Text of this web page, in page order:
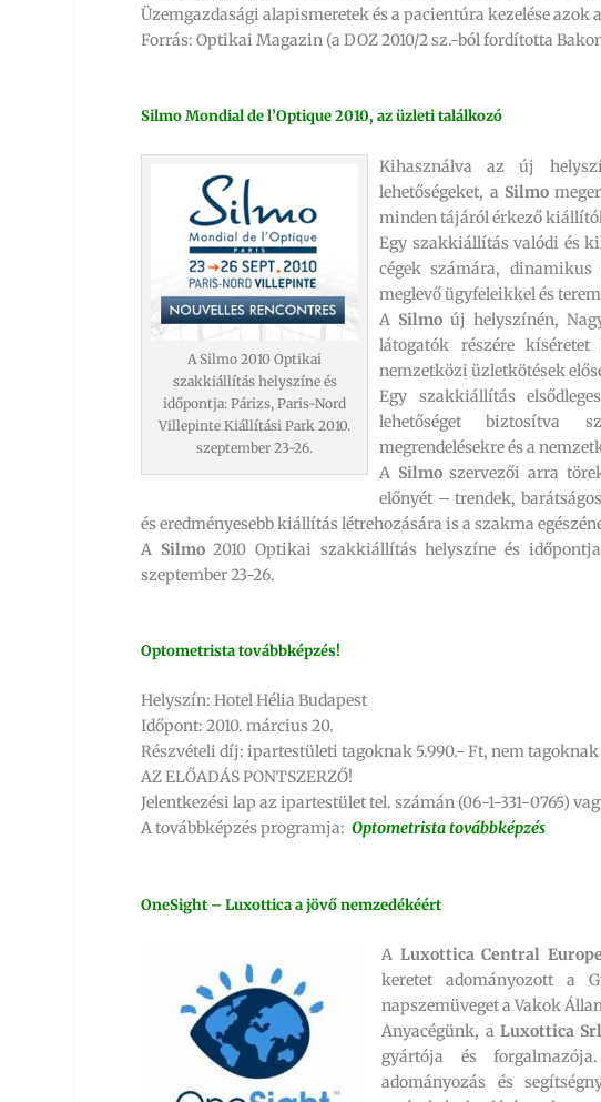
Üzemgazdasági alapismeretek és a pacientúra kezelése
Forrás: Optikai Magazin (a DOZ 2010/2 sz.-ból fordította
Silmo Mondial de l’Optique 2010, az üzleti találkozó
A Silmo 2010 Optikai
szakkiállítás helyszíne és
időpontja: Párizs, Paris-Nord
Villepinte Kiállítási Park 2010.
szeptember 23-26.
Kihasználva az új
lehetőségeket, a Silmo
minden tájáról érkező
Egy szakkiállítás valódi és
cégek számára,
meglevő ügyfeleikkel és
A Silmo új helyszínén,
látogatók részére
nemzetközi üzletkötések
Egy szakkiállítás
lehetőséget biztosítva
megrendelésekre és a
A Silmoszervezői arra
előnyét – trendek,
és eredményesebb kiállítás létrehozására is a szakma
A Silmo2010 Optikai szakkiállítás helyszíne és
szeptember 23-26.
Optometrista továbbképzés!
Helyszín: Hotel Hélia Budapest
Időpont: 2010. március 20.
Részvételi díj: ipartestületi tagoknak 5.990.- Ft, nem tagoknak
AZ ELŐADÁS PONTSZERZŐ!
Jelentkezési lap az ipartestület tel. számán (06-1-331-0765)
A továbbképzés programja:Optometrista továbbképzés
OneSight – Luxottica a jövő nemzedékéért
A Luxottica Central
keretet adományozott a
napszemüveget a Vakok
Anyacégünk, a Luxottica Srl
gyártója és
adományozás és